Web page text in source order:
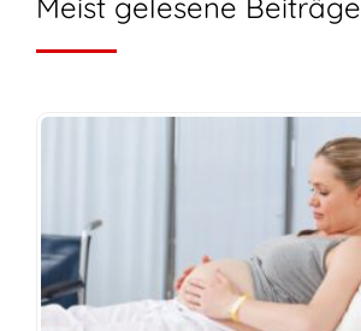
Meist gelesene Beiträge